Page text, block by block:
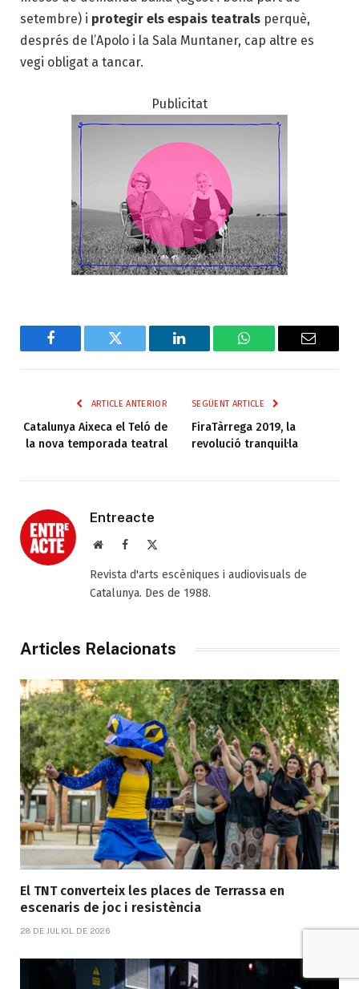
setembre) i protegir els espais teatrals perquè,
després de l’Apolo i la Sala Muntaner, cap altre es
vegi obligat a tancar.
Publicitat
Facebook Twitter LinkedIn WhatsAppEmail
ARTICLE ANTERIOR
Catalunya Aixeca el Teló de
la nova temporada teatral
SEGÜENT ARTICLE
FiraTàrrega 2019, la
revolució tranquil·la
Entreacte
Web Facebook
Revista d'arts escèniques i audiovisuals de
Catalunya. Des de 1988.
Articles Relacionats
El TNT converteix les places de Terrassa en
escenaris de joc i resistència
28 DE JULIOL DE 2026